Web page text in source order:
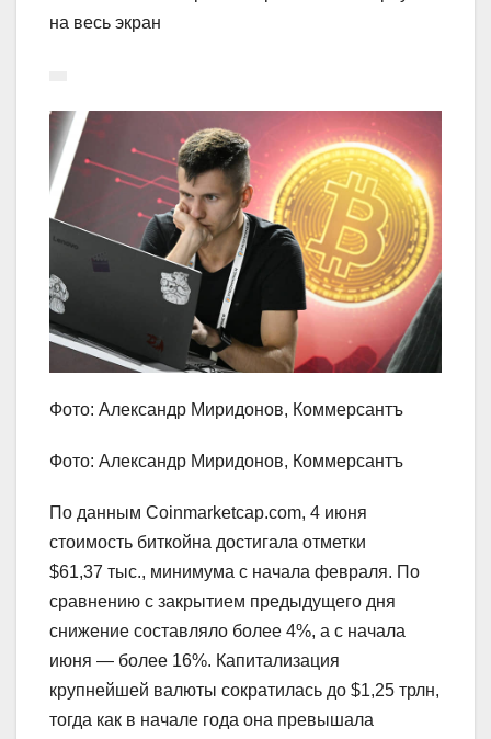
на весь экран
Фото: Александр Миридонов, Коммерсантъ
Фото: Александр Миридонов, Коммерсантъ
По данным Coinmarketcap.com, 4 июня
стоимость биткойна достигала отметки
$61,37 тыс., минимума с начала февраля. По
сравнению с закрытием предыдущего дня
снижение составляло более 4%, а с начала
июня — более 16%. Капитализация
крупнейшей валюты сократилась до $1,25 трлн,
тогда как в начале года она превышала